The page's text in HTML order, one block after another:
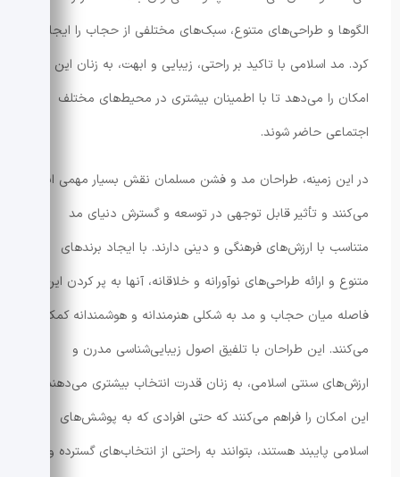
الگوها و طراحی‌های متنوع، سبک‌های مختلفی از حجاب را ایجاد
کرد. مد اسلامی با تاکید بر راحتی، زیبایی و ابهت، به زنان این
امکان را می‌دهد تا با اطمینان بیشتری در محیط‌های مختلف
اجتماعی حاضر شوند.
در این زمینه، طراحان مد و فشن مسلمان نقش بسیار مهمی ایفا
می‌کنند و تأثیر قابل توجهی در توسعه و گسترش دنیای مد
متناسب با ارزش‌های فرهنگی و دینی دارند. با ایجاد برندهای
متنوع و ارائه طراحی‌های نوآورانه و خلاقانه، آنها به پر کردن این
فاصله میان حجاب و مد به شکلی هنرمندانه و هوشمندانه کمک
می‌کنند. این طراحان با تلفیق اصول زیبایی‌شناسی مدرن و
ارزش‌های سنتی اسلامی، به زنان قدرت انتخاب بیشتری می‌دهند و
این امکان را فراهم می‌کنند که حتی افرادی که به پوشش‌های
اسلامی پایبند هستند، بتوانند به راحتی از انتخاب‌های گسترده و